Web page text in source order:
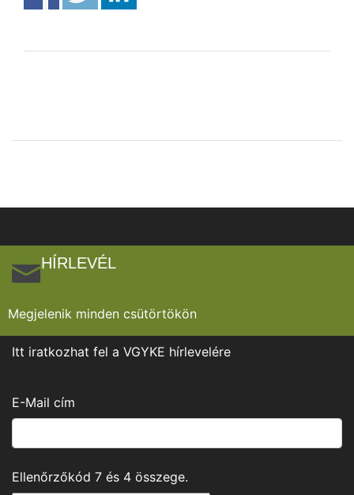
HÍRLEVÉL
Megjelenik minden csütörtökön
Itt iratkozhat fel a VGYKE hírlevelére
E-Mail cím
Ellenőrzőkód 7 és 4 összege.